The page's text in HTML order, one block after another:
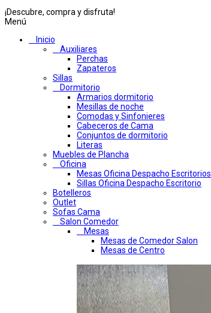
¡Descubre, compra y disfruta!
Menú
Inicio
Auxiliares
Perchas
Zapateros
Sillas
Dormitorio
Armarios dormitorio
Mesillas de noche
Comodas y Sinfonieres
Cabeceros de Cama
Conjuntos de dormitorio
Literas
Muebles de Plancha
Oficina
Mesas Oficina Despacho Escritorios
Sillas Oficina Despacho Escritorio
Botelleros
Outlet
Sofas Cama
Salon Comedor
Mesas
Mesas de Comedor Salon
Mesas de Centro